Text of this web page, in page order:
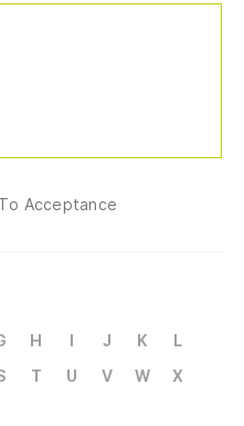
Acceptance
H I J K
L
T U V W
X